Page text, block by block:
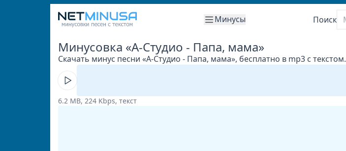
Минусы Поиск
Минусовка «А-Студио - Папа, мама»
Скачать минус песни «А-Студио - Папа, мама», бесплатно в mp3 с текстом.
6.2 MB, 224 Kbps, текст